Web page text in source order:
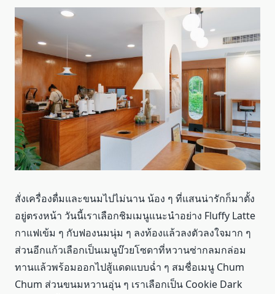
สั่งเครื่องดื่มและขนมไปไม่นาน น้อง ๆ ที่แสนน่ารักก็มาตั้ง
อยู่ตรงหน้า วันนี้เราเลือกชิมเมนูแนะนำอย่าง Fluffy Latte
กาแฟเข้ม ๆ กับฟองนมนุ่ม ๆ ลงท้องแล้วลงตัวลงใจมาก ๆ
ส่วนอีกแก้วเลือกเป็นเมนูบ๊วยโซดาที่หวานซ่ากลมกล่อม
ทานแล้วพร้อมออกไปสู้แดดแบบฉ่ำ ๆ สมชื่อเมนู Chum
Chum ส่วนขนมหวานอุ่น ๆ เราเลือกเป็น Cookie Dark